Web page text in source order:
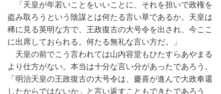
「天皇が年若いことをいいことに、それを担いで政権を
盗み取ろうという陰謀とは何たる言い草であるか。天皇は
稀に見る英明な方で、王政復古の大号令を出され、今ここ
に出席しておられる。何たる無礼な言い方だ。」
天皇の前でこう言われては山内容堂もひたすらあやまる
より仕方がない。本当は十分な言い分があったであろう。
「明治天皇の王政復古の大号令は、慶喜が進んで大政奉還
したからではないか」と言い返すこともできたであろう